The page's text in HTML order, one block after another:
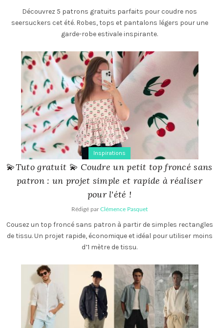
Découvrez 5 patrons gratuits parfaits pour coudre nos
seersuckers cet été. Robes, tops et pantalons légers pour une
garde-robe estivale inspirante.
Inspirations
💫Tuto gratuit 💫 Coudre un petit top froncé sans
patron : un projet simple et rapide à réaliser
pour l'été !
Rédigé par Clémence Pasquet
Cousez un top froncé sans patron à partir de simples rectangles
de tissu. Un projet rapide, économique et idéal pour utiliser moins
d’1 mètre de tissu.